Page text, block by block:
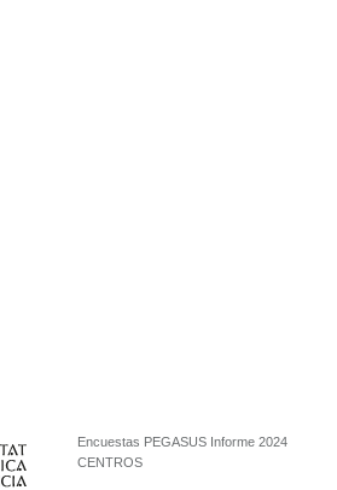
Encuestas PEGASUS Informe 2024
CENTROS